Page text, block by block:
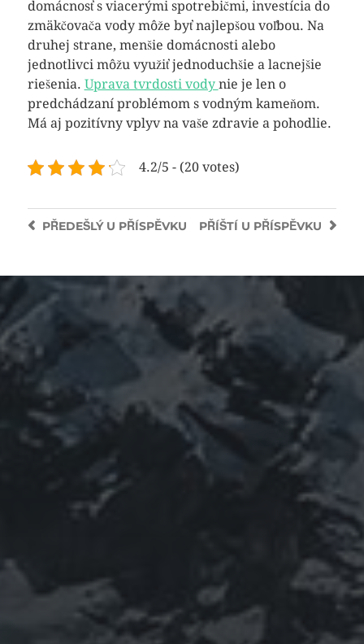
domácnosť s viacerými spotrebičmi, investícia do
zmäkčovača vody môže byť najlepšou voľbou. Na
druhej strane, menšie domácnosti alebo
jednotlivci môžu využiť jednoduchšie a lacnejšie
riešenia. Uprava tvrdosti vody nie je len o
predchádzaní problémom s vodným kameňom.
Má aj pozitívny vplyv na vaše zdravie a pohodlie.
4.2/5 - (20 votes)
PŘÍŠTÍ U PŘÍSPĚVKU
PŘEDEŠLÝU PŘÍSPĚVKU